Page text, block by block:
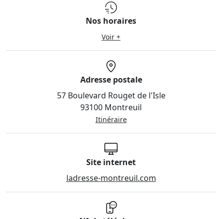
Nos horaires
Voir +
Adresse postale
57 Boulevard Rouget de l'Isle
93100 Montreuil
Itinéraire
Site internet
ladresse-montreuil.com